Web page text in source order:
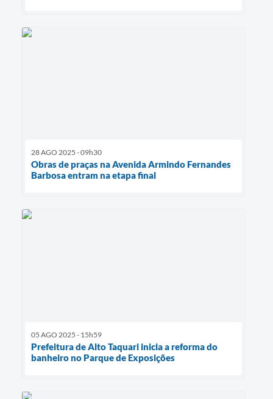
28 AGO 2025 - 09h30
Obras de praças na Avenida Armindo Fernandes
Barbosa entram na etapa final
05 AGO 2025 - 15h59
Prefeitura de Alto Taquari inicia a reforma do
banheiro no Parque de Exposições